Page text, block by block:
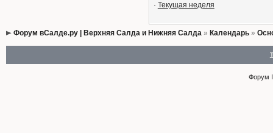
· Текущая неделя
Форум вСалде.ру | Верхняя Салда и Нижняя Салда» Календарь»
Форум